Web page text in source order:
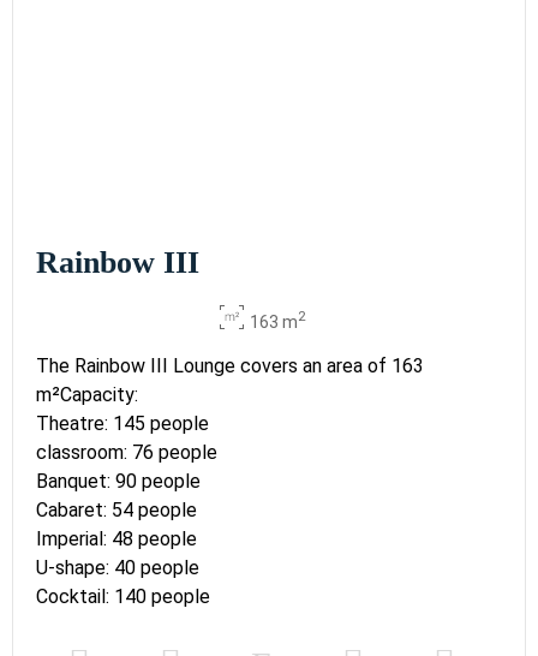
Rainbow III
163 m2
The Rainbow III Lounge covers an area of 163
m²Capacity:
Theatre: 145 people
classroom: 76 people
Banquet: 90 people
Cabaret: 54 people
Imperial: 48 people
U-shape: 40 people
Cocktail: 140 people